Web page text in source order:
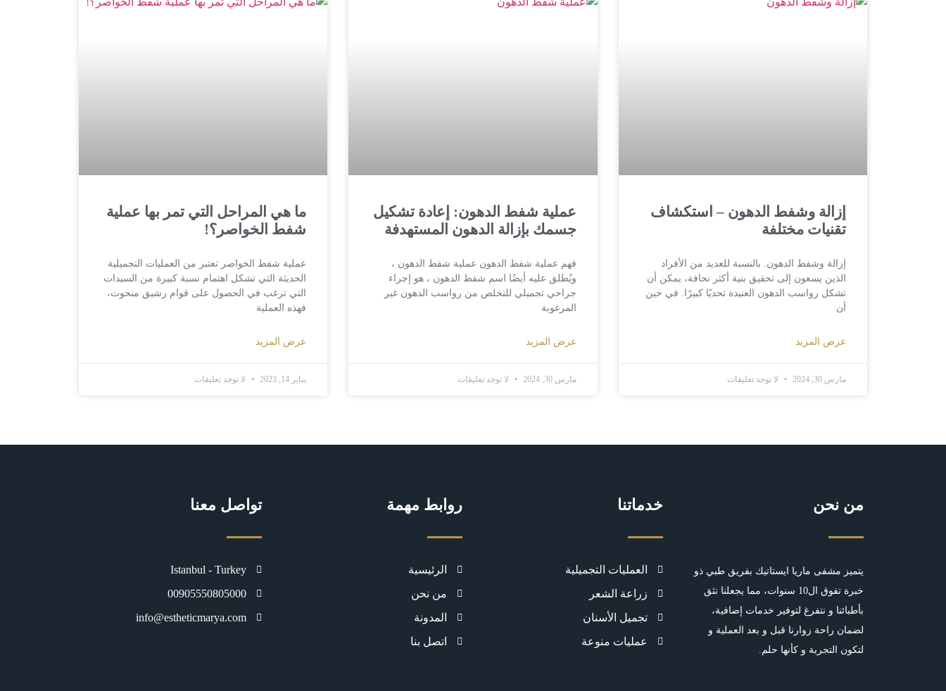
إزالة وشفط الدهون – استكشاف
تقنيات مختلفة
إزالة وشفط الدهون. بالنسبة للعديد من الأفراد
الذين يسعون إلى تحقيق بنية أكثر نحافة، يمكن أن
تشكل رواسب الدهون العنيدة تحديًا كبيرًا. في حين
أن
عرض المزيد
مارس 30, 2024 لا توجد تعليقات
عملية شفط الدهون: إعادة تشكيل
جسمك بإزالة الدهون المستهدفة
فهم عملية شفط الدهون عملية شفط الدهون ،
ويُطلق عليه أيضًا اسم شفط الدهون ، هو إجراء
جراحي تجميلي للتخلص من رواسب الدهون غير
المرغوبة
عرض المزيد
مارس 30, 2024 لا توجد تعليقات
ما هي المراحل التي تمر بها عملية
شفط الخواصر؟!
عملية شفط الخواصر تعتبر من العمليات التجميلية
الحديثة التي تشكل اهتمام نسبة كبيرة من السيدات
التي ترغب في الحصول على قوام رشيق منحوت،
فهذه العملية
عرض المزيد
يناير 14, 2023 لا توجد تعليقات
من نحن
يتميز مشفى ماريا ايستاتيك بفريق طبي ذو
خبرة تفوق ال10 سنوات، مما يجعلنا نثق
بأطبائنا و نتفرغ لتوفير خدمات إضافية،
لضمان راحة زوارنا قبل و بعد العملية و
لتكون التجربة و كأنها حلم.
خدماتنا
العمليات التجميلية
زراعة الشعر
تجميل الأسنان
عمليات منوعة
روابط مهمة
الرئيسية
من نحن
المدونة
اتصل بنا
تواصل معنا
Istanbul - Turkey
00905550805000
info@estheticmarya.com